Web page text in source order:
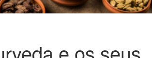
e os seus